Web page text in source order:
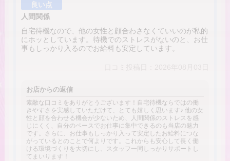
良い点
人間関係
自宅待機なので、他の女性と顔合わさなくていいのが私的
にホッとしています。待機でのストレスがないのと、お仕
事もしっかり入るのでお給料も安定しています。
お店からの返信
素敵な口コミをありがとうございます！自宅待機ならではの働
きやすさを実感していただけて、とても嬉しく思います♪ 他の女
性と顔を合わせる機会が少ないため、人間関係のストレスを感
じにくく、自分のペースでお仕事に集中できるのも当店の魅力
です。さらに、お仕事もしっかり入って安定したお給料につな
がっているとのことで何よりです。これからも安心して長く働
ける環境づくりを大切にし、スタッフ一同しっかりサポートし
てまいります！